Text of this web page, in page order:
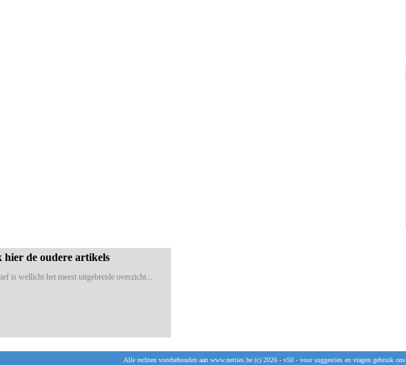
hier de oudere artikels
is wellicht het meest uitgebreide overzicht...
Alle rechten voorbehouden aan www.netties.be (c) 2026 - v50 - voor suggesties en vragen gebruik ons